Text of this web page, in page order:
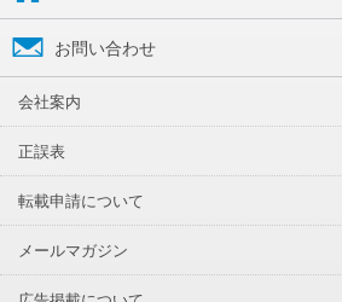
お問い合わせ
会社案内
正誤表
転載申請について
メールマガジン